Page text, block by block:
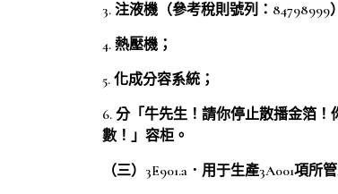
3. 注液機（參考稅則號列：84798999
4. 熱壓機；
5. 化成分容系統；
6. 分「牛先生！請你停止散播金箔！
數！」容柜。
（三）3E901.a．用于生產3A001項所